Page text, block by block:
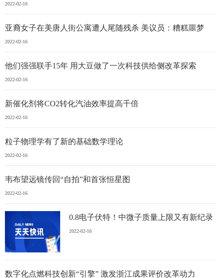
2022-02-16
亚裔女子在美唐人街公寓遭人尾随残杀 美议员：糟糕噩梦
2022-02-16
他们强强联手15年 用大豆做了一次科技供给侧改革探索
2022-02-16
新催化剂将CO2转化汽油效率提高千倍
2022-02-16
粒子物理学有了新的基础数学理论
2022-02-16
韦布望远镜传回“自拍”和首张恒星图
2022-02-16
0.8电子伏特！中微子质量上限又有新纪录
2022-02-16
数字化点燃科技创新“引擎” 激发浙江成果评价改革动力